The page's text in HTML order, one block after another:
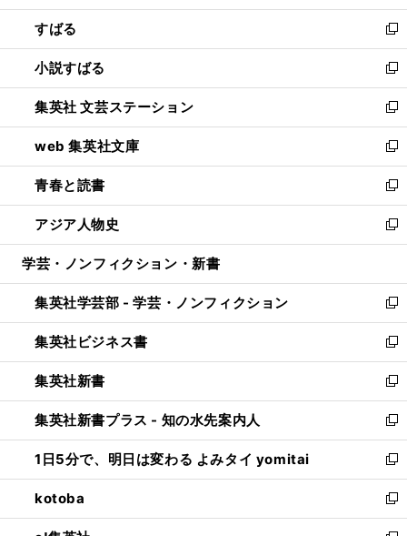
開
く
ウ
で
開
く
ン
ド
ウ
で
開
く
すばる
新
し
い
ウ
ィ
ン
ド
ウ
で
開
く
小説すばる
新
し
い
ウ
ィ
ン
ド
ウ
で
開
集英社 文芸ステーション
新
し
い
ウ
ィ
ン
ド
ウ
開
く
web 集英社文庫
新
し
い
ウ
ィ
ン
ウ
で
開
く
青春と読書
新
し
い
ウ
ン
ド
ウ
で
開
く
アジア人物史
新
し
ウ
ィ
ン
ド
ウ
で
開
く
学芸・ノンフィクション・新書
集英社学芸部 - 学芸・ノンフィクション
新
し
い
ウ
ィ
ン
ド
ウ
で
開
く
集英社ビジネス書
新
し
い
ウ
ィ
ン
ド
ウ
で
開
集英社新書
新
し
い
ウ
ィ
ン
ド
ウ
集英社新書プラス - 知の水先案内人
新
し
い
ウ
ィ
ン
1日5分で、明日は変わる よみタイ yomitai
新
し
い
ウ
kotoba
新
し